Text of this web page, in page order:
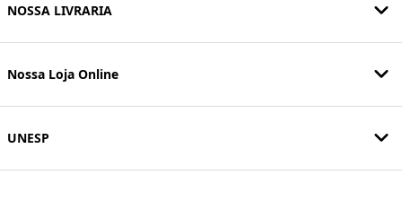
NOSSA LIVRARIA
Nossa Loja Online
UNESP